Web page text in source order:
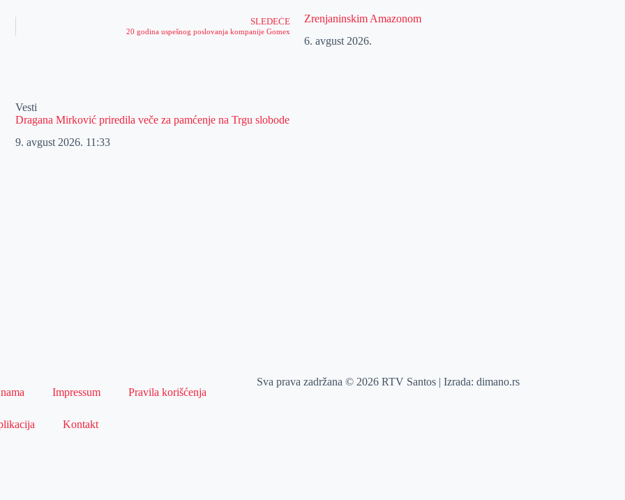
SLEDEĆE
20 godina uspešnog poslovanja kompanije Gomex
Vesti
Dragana Mirković priredila veče za pamćenje na Trgu slobode
9. avgust 2026. 11:33
Zrenjaninskim Amazonom
6. avgust 2026.
Impressum Pravila korišćenja
Kontakt
Sva prava zadržana © 2026 RTV Santos | Izrada:dimano.rs